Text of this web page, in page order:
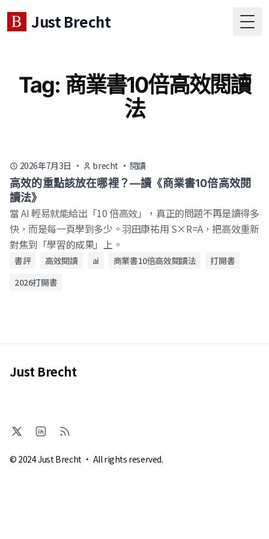
Just Brecht
Tag: 商業書10倍高效閱讀
法
2026年7月3日 · brecht · 閱讀
高效的重點該放在哪裡？—讀《商業書10倍高效閱
讀法》
當 AI 輕易就能給出「10 倍高效」，真正的問題不再是讀得多
快，而是每一頁學到多少。羽田康祐用 S×R=A，把高效重新
對焦到「學習的成果」上。
書評 高效閱讀 ai 商業書10倍高效閱讀法
打開書
2026打開書
Just Brecht
© 2024 Just Brecht · All rights reserved.